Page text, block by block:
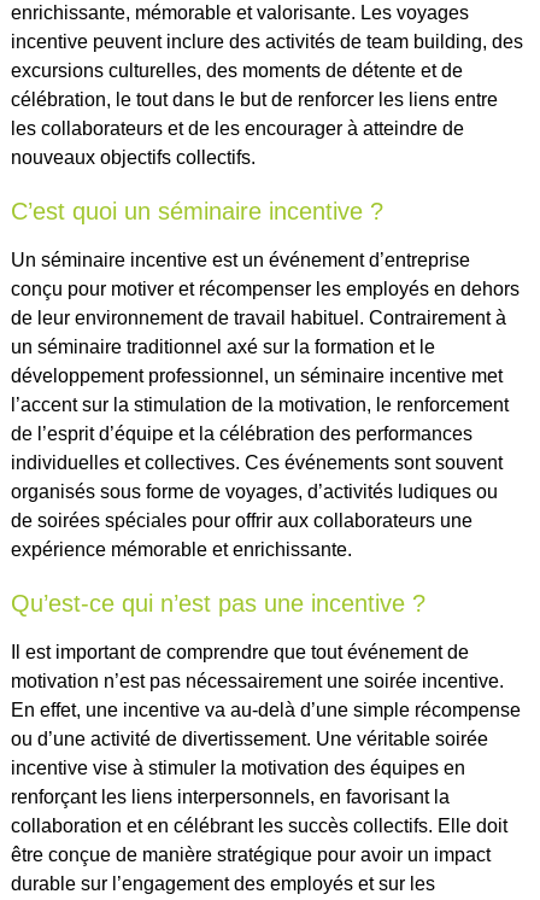
enrichissante, mémorable et valorisante. Les voyages
incentive peuvent inclure des activités de team building, des
excursions culturelles, des moments de détente et de
célébration, le tout dans le but de renforcer les liens entre
les collaborateurs et de les encourager à atteindre de
nouveaux objectifs collectifs.
C’est quoi un séminaire incentive ?
Un séminaire incentive est un événement d’entreprise
conçu pour motiver et récompenser les employés en dehors
de leur environnement de travail habituel. Contrairement à
un séminaire traditionnel axé sur la formation et le
développement professionnel, un séminaire incentive met
l’accent sur la stimulation de la motivation, le renforcement
de l’esprit d’équipe et la célébration des performances
individuelles et collectives. Ces événements sont souvent
organisés sous forme de voyages, d’activités ludiques ou
de soirées spéciales pour offrir aux collaborateurs une
expérience mémorable et enrichissante.
Qu’est-ce qui n’est pas une incentive ?
Il est important de comprendre que tout événement de
motivation n’est pas nécessairement une soirée incentive.
En effet, une incentive va au-delà d’une simple récompense
ou d’une activité de divertissement. Une véritable soirée
incentive vise à stimuler la motivation des équipes en
renforçant les liens interpersonnels, en favorisant la
collaboration et en célébrant les succès collectifs. Elle doit
être conçue de manière stratégique pour avoir un impact
durable sur l’engagement des employés et sur les